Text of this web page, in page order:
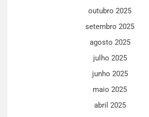
outubro 2025
setembro 2025
agosto 2025
julho 2025
junho 2025
maio 2025
abril 2025